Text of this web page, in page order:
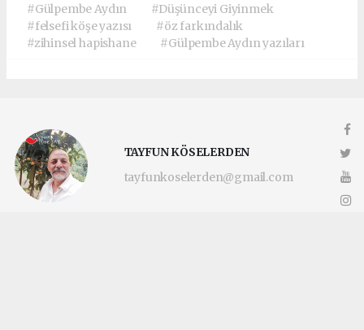
#Gülpembe Aydın
#Düşünceyi Giyinmek
#felsefi köşe yazısı
#öz farkındalık
#zihinsel hapishane
#Gülpembe Aydın yazıları
TAYFUN KÖSELERDEN
tayfunkoselerden@gmail.com